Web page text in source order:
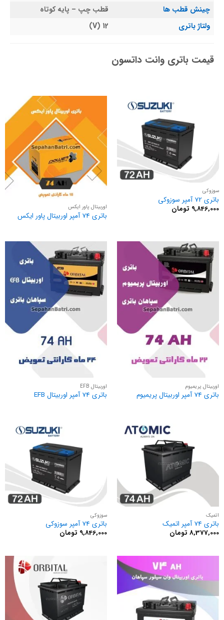
چینش قطب ها
قطب چپ – پایه کوتاه
ولتاژ باتری
12 (V)
قیمت باتری وانت داتسون
سوزوکی
باتری 72 آمپر سوزوکی
9,846,000 تومان اوربیتال پاور ایکس
باتری 74 آمپر اوربیتال پاور ایکس
اوربیتال پریمیوم
باتری 74 آمپر اوربیتال پریمیوم
اوربیتال EFB
باتری 74 آمپر اوربیتال EFB
اتمیک
باتری 74 آمپر اتمیک
8,377,000 تومان
سوزوکی
باتری 74 آمپر سوزوکی
9,846,000 تومان